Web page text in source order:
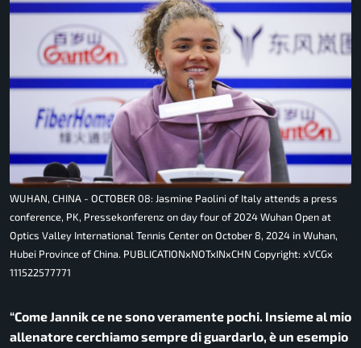
WUHAN, CHINA - OCTOBER 08: Jasmine Paolini of Italy attends a press
conference, PK, Pressekonferenz on day four of 2024 Wuhan Open at
Optics Valley International Tennis Center on October 8, 2024 in Wuhan,
Hubei Province of China. PUBLICATIONxNOTxINxCHN Copyright: xVCGx
111522577771
“Come Jannik ce ne sono veramente pochi. Insieme al mio
allenatore cerchiamo sempre di guardarlo, è un esempio